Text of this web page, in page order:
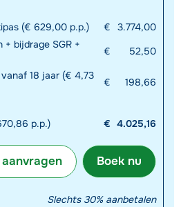
(€ 629,00 p.p.) €
3.774,00
+ bijdrage SGR +
€ 52,50
18 jaar (€ 4,73
€ 198,66
p.p.) € 4.025,16
Boek nu
Slechts 30% aanbetalen